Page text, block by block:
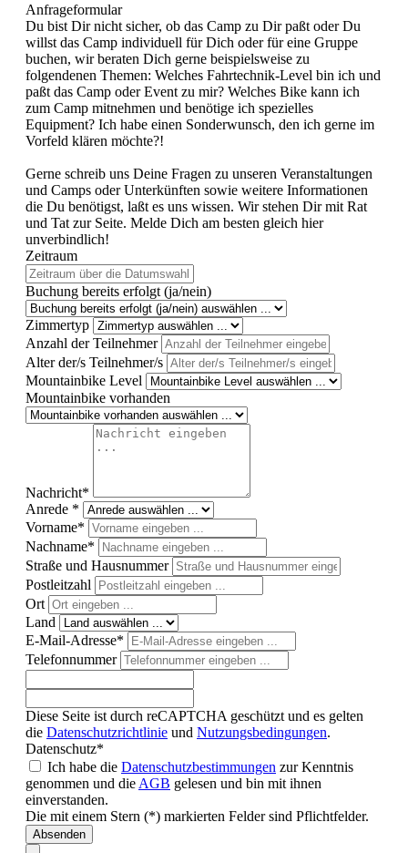
Anfrageformular
Du bist Dir nicht sicher, ob das Camp zu Dir paßt oder Du
willst das Camp individuell für Dich oder für eine Gruppe
buchen, wir beraten Dich gerne beispielsweise zu
folgendenen Themen: Welches Fahrtechnik-Level bin ich und
paßt das Camp oder Event zu mir? Welches Bike kann ich
zum Camp mitnehmen und benötige ich spezielles
Equipment? Ich habe einen Sonderwunsch, den ich gerne im
Vorfeld klären möchte?!
Gerne schreib uns Deine Fragen zu unseren Veranstaltungen
und Camps oder Unterkünften sowie weitere Informationen
die Du benötigst, laßt es uns wissen. Wir stehen Dir mit Rat
und Tat zur Seite. Melde Dich am besten gleich hier
unverbindlich!
Zeitraum
Buchung bereits erfolgt (ja/nein)
Zimmertyp
Anzahl der Teilnehmer
Alter der/s Teilnehmer/s
Mountainbike Level
Mountainbike vorhanden
Nachricht*
Anrede *
Vorname*
Nachname*
Straße und Hausnummer
Postleitzahl
Ort
Land
E-Mail-Adresse*
Telefonnummer
Diese Seite ist durch reCAPTCHA geschützt und es gelten
die Datenschutzrichtlinie und Nutzungsbedingungen.
Datenschutz*
Ich habe die Datenschutzbestimmungen zur Kenntnis
genommen und die AGB gelesen und bin mit ihnen
einverstanden.
Die mit einem Stern (*) markierten Felder sind Pflichtfelder.
Absenden